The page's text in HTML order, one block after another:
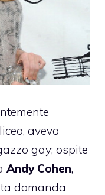
aveva
gay; ospite
Andy Cohen,
domanda